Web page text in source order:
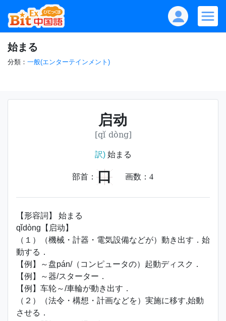
始まる
分類： 一般(エンターテインメント)
启动
[qǐ dòng]
訳)始まる
部首： 口 画数： 4
【形容詞】 始まる
qǐdòng【启动】
（１）（機械・計器・電気設備などが）動き出す．始
動する．
【例】～盘pán/（コンピュータの）起動ディスク．
【例】～器/スターター．
【例】车轮～/車輪が動き出す．
（２）（法令・構想・計画などを）実施に移す,始動
させる．